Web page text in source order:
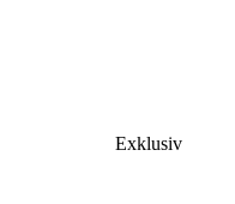
Exklusiv